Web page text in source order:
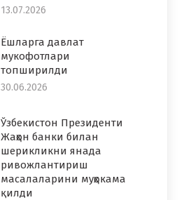
13.07.2026
Ёшларга давлат
мукофотлари
топширилди
30.06.2026
Ўзбекистон Президенти
Жаҳон банки билан
шерикликни янада
ривожлантириш
масалаларини муҳокама
қилди